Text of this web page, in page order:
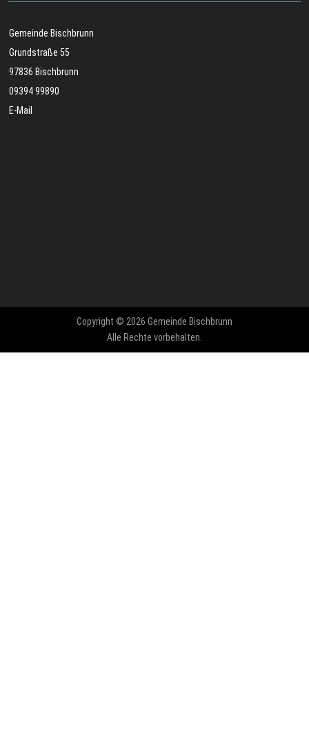
Gemeinde Bischbrunn
Grundstraße 55
97836 Bischbrunn
09394 99890
E-Mail
Copyright © 2026 Gemeinde Bischbrunn
Alle Rechte vorbehalten.